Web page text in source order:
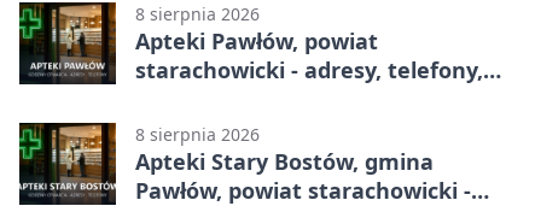
8 sierpnia 2026
Apteki Pawłów, powiat
starachowicki - adresy, telefony,
8 sierpnia 2026
Apteki Stary Bostów, gmina
Pawłów, powiat starachowicki -